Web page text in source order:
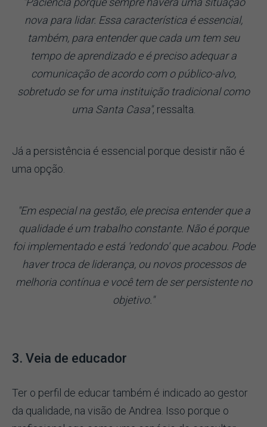
nova para lidar. Essa característica é essencial,
também, para entender que cada um tem seu
tempo de aprendizado e é preciso adequar a
comunicação de acordo com o público-alvo,
sobretudo se for uma instituição tradicional como
uma Santa Casa", ressalta.
Já a persistência é essencial porque desistir não é
uma opção.
"Em especial na gestão, ele precisa entender que a
qualidade é um trabalho constante. Não é porque
foi implementado e está 'redondo' que acabou. Pode
haver troca de liderança, ou novos processos de
melhoria contínua e você tem de ser persistente no
objetivo."
3. Veia de educador
Ter o perfil de educar também é indicado ao gestor
da qualidade, na visão de Andrea. Isso porque o